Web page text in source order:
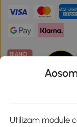
Descarca
Utilizam module